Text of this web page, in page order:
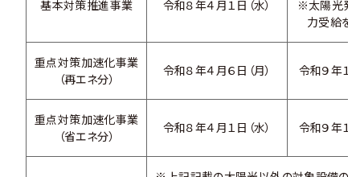
基本対策推進事業 令和８年４月１日（水）
※太陽光発
力受給を
重点対策加速化事業
（再エネ分）
令和８年４月６日（月） 令和９年１
重点対策加速化事業
（省エネ分）
令和８年４月１日（水） 令和９年１